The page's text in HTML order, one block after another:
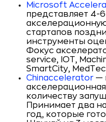
Microsoft
представляет 4-
стартапов
инструменты
Фокус
service, IOT,
SmartCity,
Chinaccelerator —
количеству
Принимает два
год, которые